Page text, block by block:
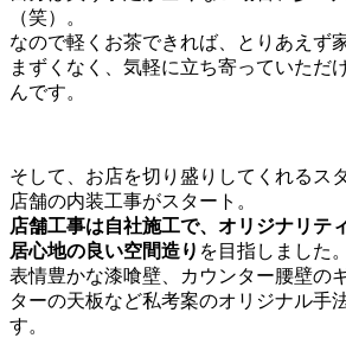
（笑）。
なので軽くお茶できれば、とりあえず
まずくなく、気軽に立ち寄っていただ
んです。
そして、お店を切り盛りしてくれるス
店舗の内装工事がスタート。
店舗工事は自社施工で、オリジナリテ
居心地の良い空間造り を目指しました。
表情豊かな漆喰壁、カウンター腰壁の
ターの天板など私考案のオリジナル手
す。